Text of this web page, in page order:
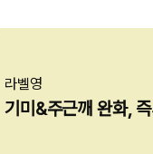
반품 시 소급부
전자상거래법
1)교환/반품 불
라벨영
기미&주근깨 완화,